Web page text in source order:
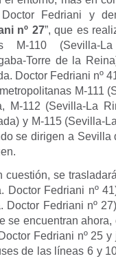
Fedriani y
nº 27”, que es
M-110 (Sevilla-
Torre de la
Doctor Fedriani nº
M-111
M-112 (Sevilla-La
y M-115 (Sevilla-
se dirigen a Sevilla
cuestión, se
Doctor Fedriani nº
Doctor Fedriani nº
se encuentran
Fedriani nº 25
de las líneas 6 y